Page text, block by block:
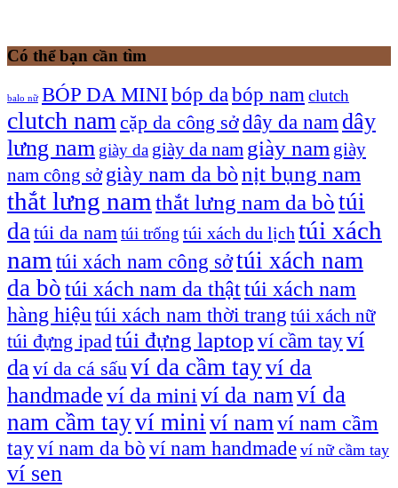
Có thể bạn cần tìm
balo nữ BÓP DA MINI bóp dabóp nam clutch
clutch nam cặp da công sởdây da nam dây
lưng nam giày da giày da nam giày nam giày
nam công sở giày nam da bònịt bụng nam
thắt lưng nam thắt lưng nam da bòtúi
datúi da namtúi trống túi xách du lịch túi xách
nam túi xách nam công sởtúi xách nam
da bòtúi xách nam da thậttúi xách nam
hàng hiệu túi xách nam thời trang túi xách nữ
túi đựng ipadtúi đựng laptop ví cầm tayví
daví da cá sấuví da cầm tayví da
handmadeví da mini ví da namví da
nam cầm tayví miniví namví nam cầm
tayví nam da bò ví nam handmade ví nữ cầm tay
ví sen